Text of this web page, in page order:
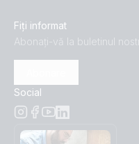
Fiți informat
Abonați-vă la buletinul
Social